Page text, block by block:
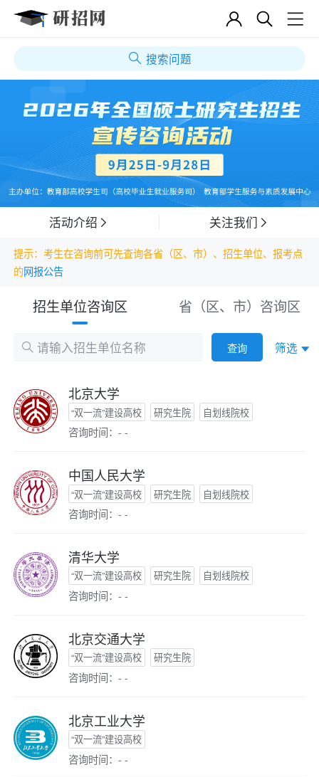
搜索问题
活动介绍 关注我们
提示：考生在咨询前可先查询各省（区、市）、招生单位、报考点
的网报公告
招生单位咨询区 省（区、市）咨询区
查询 筛选
北京大学
“双一流”建设高校 研究生院 自划线院校
咨询时间：- -
中国人民大学
“双一流”建设高校 研究生院 自划线院校
咨询时间：- -
清华大学
“双一流”建设高校 研究生院 自划线院校
咨询时间：- -
北京交通大学
“双一流”建设高校 研究生院
咨询时间：- -
北京工业大学
“双一流”建设高校
咨询时间：- -